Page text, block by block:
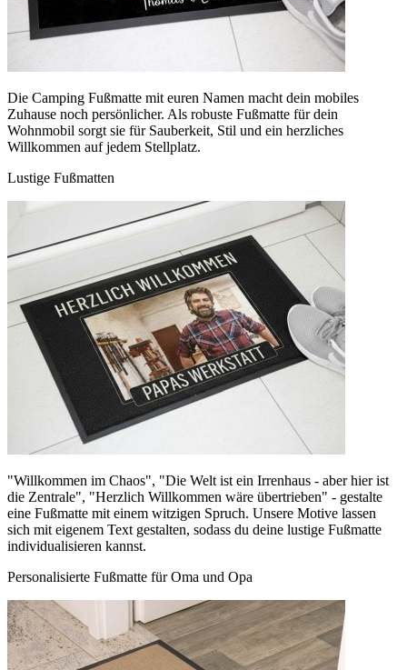
Die Camping Fußmatte mit euren Namen macht dein mobiles
Zuhause noch persönlicher. Als robuste Fußmatte für dein
Wohnmobil sorgt sie für Sauberkeit, Stil und ein herzliches
Willkommen auf jedem Stellplatz.
Lustige Fußmatten
"Willkommen im Chaos", "Die Welt ist ein Irrenhaus - aber hier ist
die Zentrale", "Herzlich Willkommen wäre übertrieben" - gestalte
eine Fußmatte mit einem witzigen Spruch. Unsere Motive lassen
sich mit eigenem Text gestalten, sodass du deine lustige Fußmatte
individualisieren kannst.
Personalisierte Fußmatte für Oma und Opa